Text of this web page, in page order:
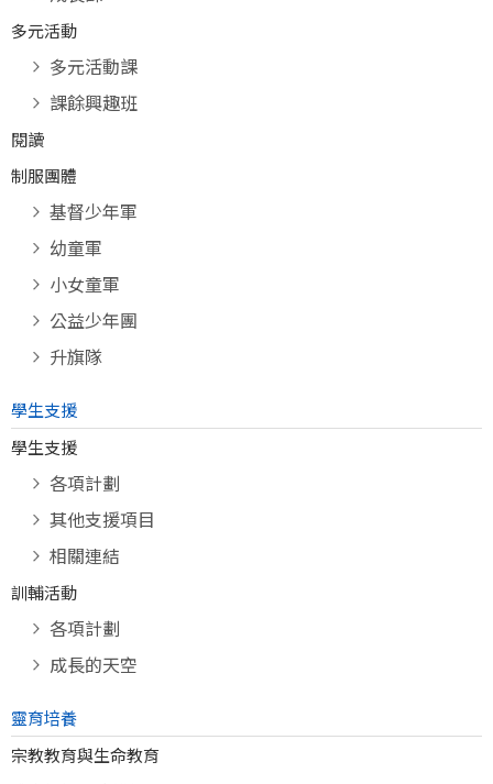
多元活動
多元活動課
課餘興趣班
閱讀
制服團體
基督少年軍
幼童軍
小女童軍
公益少年團
升旗隊
學生支援
學生支援
各項計劃
其他支援項目
相關連結
訓輔活動
各項計劃
成長的天空
靈育培養
宗教教育與生命教育